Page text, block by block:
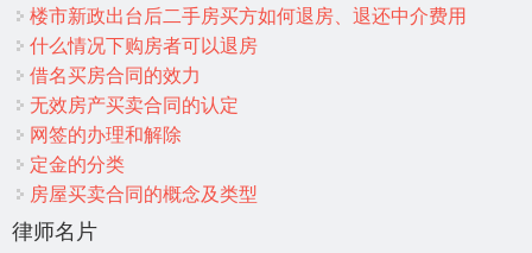
楼市新政出台后二手房买方如何退房、退还中介费用
什么情况下购房者可以退房
借名买房合同的效力
无效房产买卖合同的认定
网签的办理和解除
定金的分类
房屋买卖合同的概念及类型
律师名片